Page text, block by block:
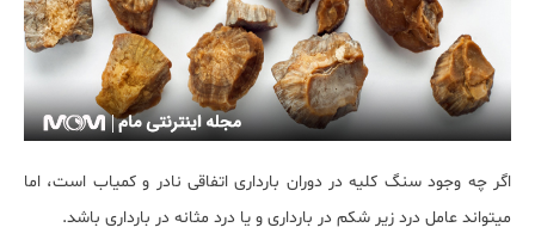
اگر چه وجود سنگ کلیه در دوران بارداری اتفاقی نادر و کمیاب است، اما
می‎تواند عامل درد زیر شکم در بارداری و یا درد مثانه در بارداری باشد.